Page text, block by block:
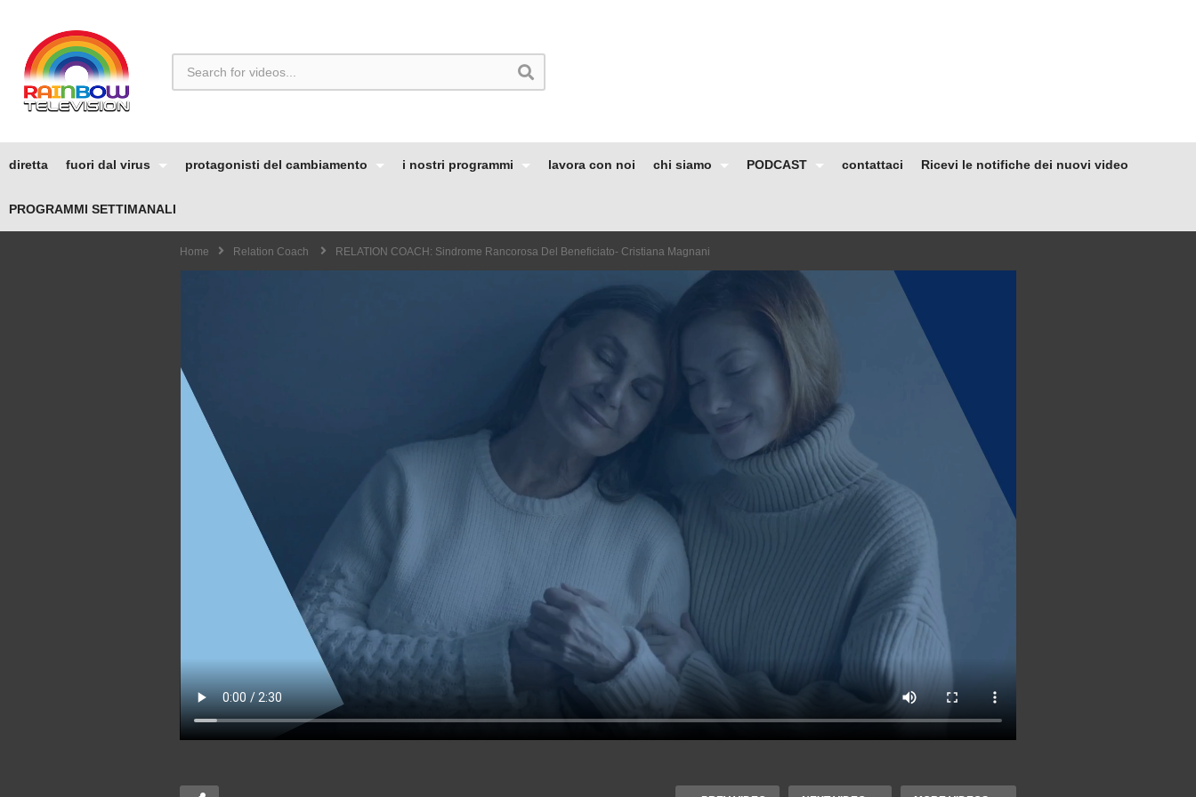
diretta fuori dal virus protagonisti del cambiamento i nostri programmi lavora con noi chi siamo PODCAST contattaci Ricevi le notifiche dei nuovi video
PROGRAMMI SETTIMANALI
Home Relation Coach RELATION COACH: Sindrome Rancorosa Del Beneficiato- Cristiana Magnani